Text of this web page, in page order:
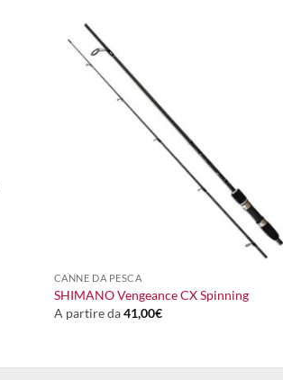
CANNE DA PESCA
SHIMANO Vengeance CX Spinning
A partire da41,00€